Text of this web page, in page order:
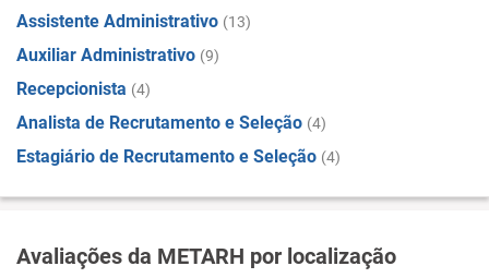
Assistente Administrativo (13)
Auxiliar Administrativo (9)
Recepcionista (4)
Analista de Recrutamento e Seleção (4)
Estagiário de Recrutamento e Seleção (4)
Avaliações da METARH por localização